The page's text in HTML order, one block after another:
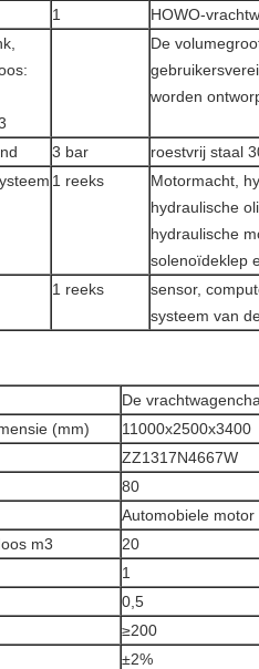
1
HOWO-
De
worden
3 bar
roestvrij staal
1 reeks
Motormacht,
hydraulische
hydraulische
solenoïdeklep
1 reeks
sensor,
systeem van
De
(mm)
11000x2500x3400
ZZ1317N4667W
80
Automobiele motor
m3
20
1
0,5
≥200
±2%